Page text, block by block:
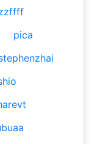
pica